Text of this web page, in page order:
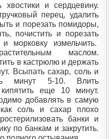
хвостики и сердцевину.
перец, удалить
и порезать помидоры,
почистить и порезать
морковку измельчить.
маслом.
в кастрюлю и держать
Всыпать сахар, соль и
минут 5-10. Влить
еще 10 минут.
добавлять в самую
соль и сахар плохо
банки и
по банкам и закрутить.